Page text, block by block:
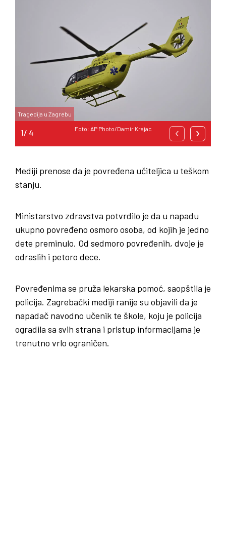
Foto: AP Photo/Damir Krajac
Tragedija u Zagrebu
‹ ›
Mediji prenose da je povređena učiteljica u teškom
stanju.
Ministarstvo zdravstva potvrdilo je da u napadu
ukupno povređeno osmoro osoba, od kojih je jedno
dete preminulo. Od sedmoro povređenih, dvoje je
odraslih i petoro dece.
Povređenima se pruža lekarska pomoć, saopštila je
policija. Zagrebački mediji ranije su objavili da je
napadač navodno učenik te škole, koju je policija
ogradila sa svih strana i pristup informacijama je
trenutno vrlo ograničen.